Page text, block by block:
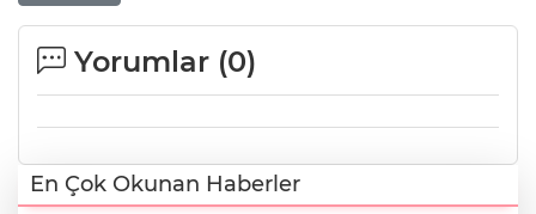
Yorumlar (0)
En Çok Okunan Haberler